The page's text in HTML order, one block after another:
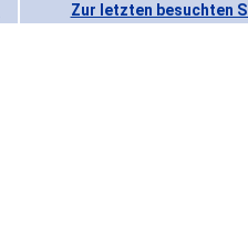
Zur letzten besuchten